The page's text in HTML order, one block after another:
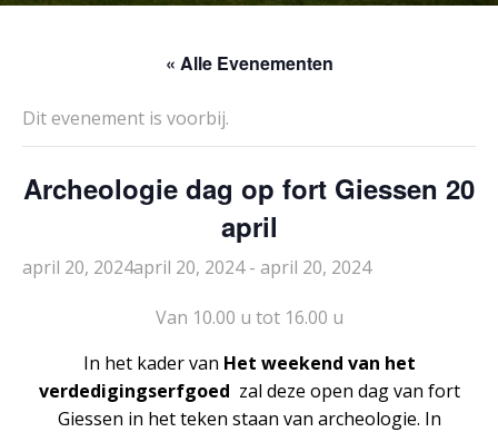
« Alle Evenementen
Dit evenement is voorbij.
Archeologie dag op fort Giessen 20
april
april 20, 2024april 20, 2024- april 20, 2024
Van 10.00 u tot 16.00 u
In het kader van Het weekend van het
verdedigingserfgoed zal deze open dag van fort
Giessen in het teken staan van archeologie. In